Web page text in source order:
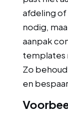
afdeling of
nodig,
aanpak
templates
Zo
en